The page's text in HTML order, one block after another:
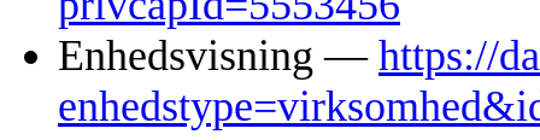
Enhedsvisning — https://